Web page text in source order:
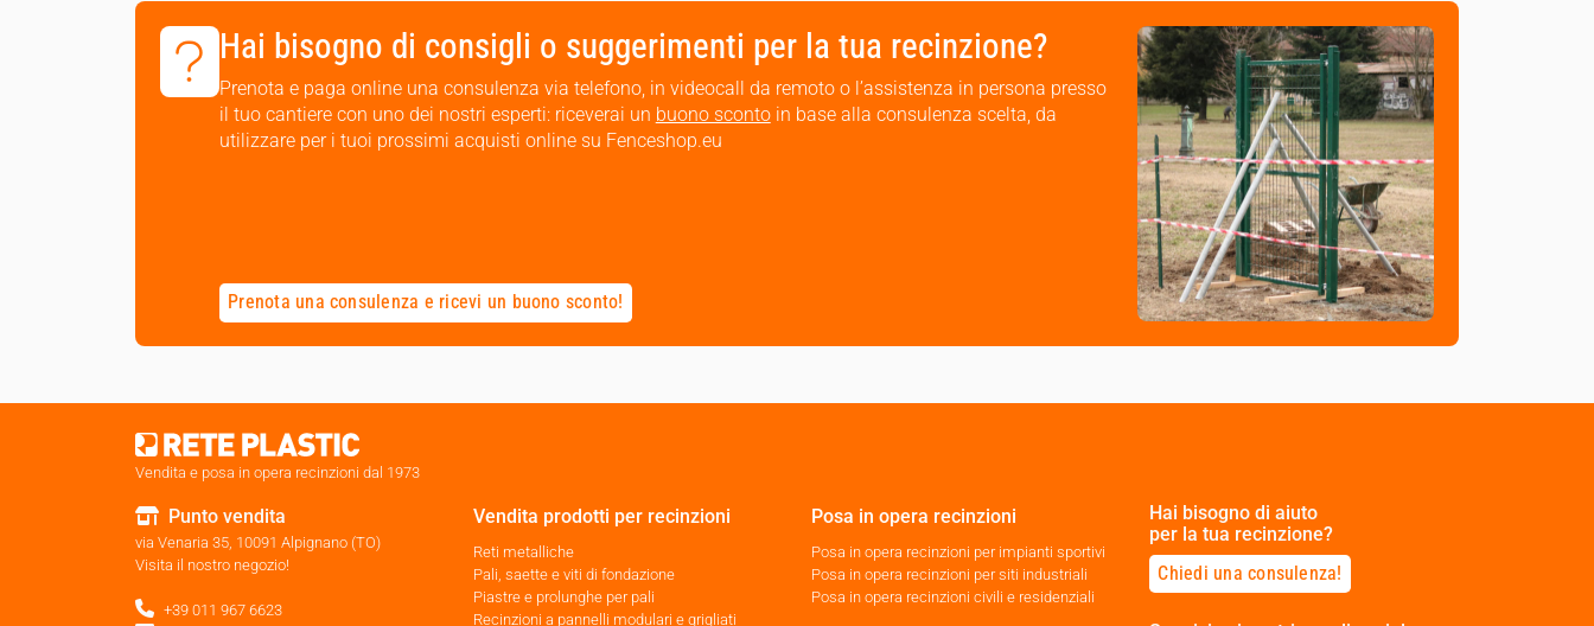
Hai bisogno di consigli o suggerimenti per la tua recinzione?
Prenota e paga online una consulenza via telefono, in videocall da remoto o l’assistenza in persona presso
il tuo cantiere con uno dei nostri esperti: riceverai un buono scontoin base alla consulenza scelta, da
utilizzare per i tuoi prossimi acquisti online su Fenceshop.eu
Prenota una consulenza e ricevi un buono sconto!
Vendita e posa in opera recinzioni dal 1973
Punto vendita
via Venaria 35, 10091 Alpignano (TO)
Visita il nostro negozio!
+39 011 967 6623
Vendita prodotti per recinzioni
Reti metalliche
Pali, saette e viti di fondazione
Piastre e prolunghe per pali
Recinzioni a pannelli modulari e grigliati
Posa in opera recinzioni
Posa in opera recinzioni per impianti sportivi
Posa in opera recinzioni per siti industriali
Posa in opera recinzioni civili e residenziali
Hai bisogno di aiuto
per la tua recinzione?
Chiedi una consulenza!